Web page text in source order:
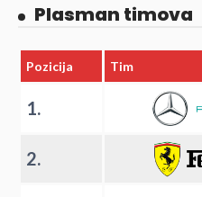
Plasman timova
Pozicija Tim
1.
2.